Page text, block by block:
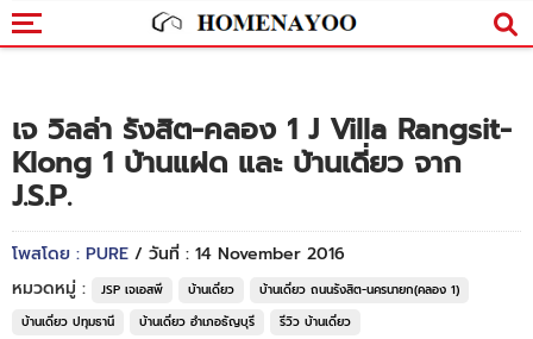
เจ วิลล่า รังสิต-คลอง 1 J Villa Rangsit-
Klong 1 บ้านแฝด และ บ้านเดี่ยว จาก
J.S.P.
โพสโดย : PURE / วันที่ : 14 November 2016
หมวดหมู่ :
JSP เจเอสพี บ้านเดี่ยว
บ้านเดี่ยว ถนนรังสิต-นครนายก(คลอง 1)
บ้านเดี่ยว ปทุมธานี
บ้านเดี่ยว อำเภอธัญบุรี รีวิว บ้านเดี่ยว